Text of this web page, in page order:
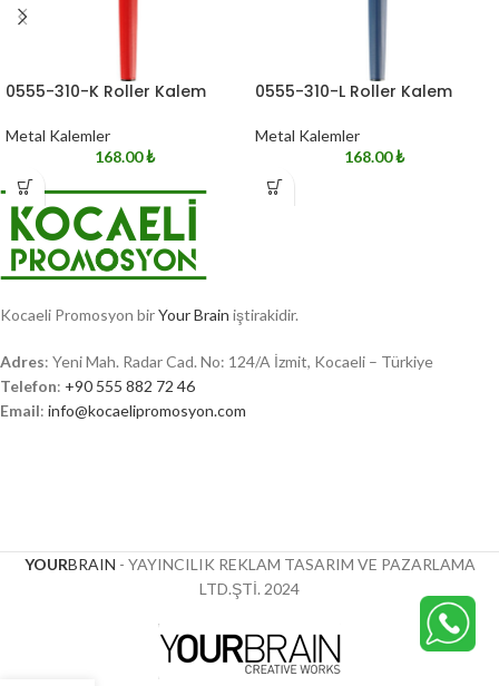
0555-310-K Roller Kalem
Metal Kalemler
168.00₺
0555-310-L Roller Kalem
Metal Kalemler
168.00₺
Kocaeli Promosyon birYour Brain iştirakidir.
Adres: Yeni Mah. Radar Cad. No: 124/A İzmit, Kocaeli – Türkiye
Telefon: +90 555 882 72 46
Email: info@kocaelipromosyon.com
YOURBRAIN - YAYINCILIK REKLAM TASARIM VE PAZARLAMA
LTD.ŞTİ. 2024